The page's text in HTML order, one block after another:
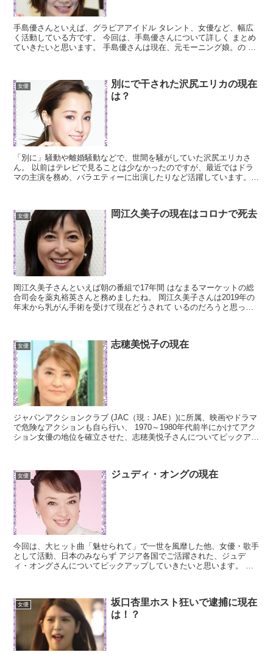
手島優さんといえば、グラビアアイドル タレント、女優など、幅広
く活動している方です。 今回は、手島優さんについて詳しく まとめ
ていきたいと思います。 手島優さんは現在、元モーニング娘。の 矢
女優
別にで干された沢尻エリカの現在
は？
「別に」騒動や離婚騒動などで、世間を騒がしていた沢尻エリカさ
ん。 以前はテレビで見ることは少なかったのですが、最近ではドラ
マの主演を務め、バラエティーに出演したりなど活躍しています。
女優 岡江久美子の現在はコロナで死去
岡江久美子さんといえば朝の番組で17年間 はなまるマーケットの総
合司会を薬丸裕英さんと務めましたね。 岡江久美子さんは2019年の
年末から乳がん手術を受けて現在どうされて いるのだろうと思って
女優 志穂美悦子の現在
ジャパンアクションクラブ (JAC（現：JAE）)に所属、映画やドラマ
で危険なアクションも自ら行い、 1970～1980年代前半にかけてアク
ション女優の地位を確立させた、志穂美悦子さんについてピックアッ
女優 ジュディ・オングの現在
今回は、大ヒット曲「魅せられて」で一世を風靡した他、女優・歌手
として活動、日本のみならず アジア各国でご活躍された、ジュデ
ィ・オングさんについてピックアップしていきたいと思います。 ジ
女優
坂口杏里ホスト狂いで逮捕に現在
は！？